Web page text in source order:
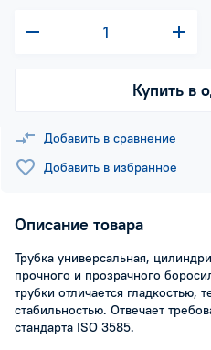
Купить в
Добавить в сравнение
Добавить в избранное
Описание товара
Трубка универсальная,
прочного и прозрачного
трубки отличается гладкостью,
стабильностью. Отвечает
стандарта ISO 3585.